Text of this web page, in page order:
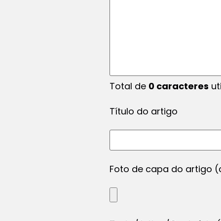
Total de 0 caracteres
Título do artigo
Foto de capa do artigo